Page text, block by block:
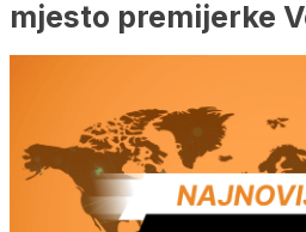
mjesto premijerke